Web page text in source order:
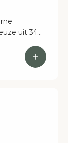
uit 34